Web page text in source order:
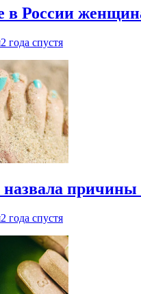
России
2 года спустя
назвала
2 года спустя